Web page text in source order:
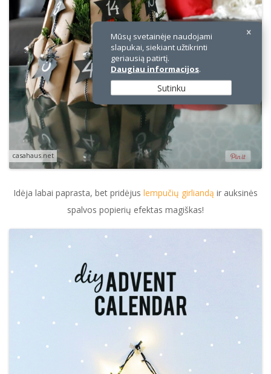
casahaus.net
Idėja labai paprasta, bet pridėjus lempučių girliandą ir auksinės
spalvos popierių efektas magiškas!
Mūsų svetainėje naudojami
slapukai, siekiant užtikrinti
geriausią patirtį.
Daugiau informacijos.
Sutinku